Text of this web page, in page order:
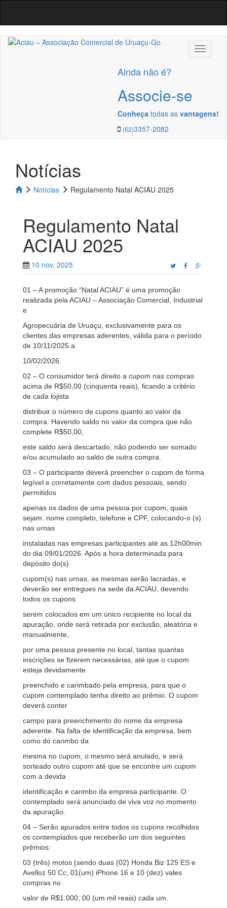
Ainda não é?
Associe-se
Conheça todas as vantagens!
(62)3357-2082
Notícias
Notícias Regulamento Natal ACIAU 2025
Regulamento Natal
ACIAU 2025
10 nov, 2025
01 – A promoção “Natal ACIAU” é uma promoção
realizada pela ACIAU – Associação Comercial, Industrial
e
Agropecuária de Uruaçu, exclusivamente para os
clientes das empresas aderentes, válida para o período
de 10/11/2025 a
10/02/2026.
02 – O consumidor terá direito a cupom nas compras
acima de R$50,00 (cinquenta reais), ficando a critério
de cada lojista
distribuir o número de cupons quanto ao valor da
compra. Havendo saldo no valor da compra que não
complete R$50,00,
este saldo será descartado, não podendo ser somado
e/ou acumulado ao saldo de outra compra.
03 – O participante deverá preencher o cupom de forma
legível e corretamente com dados pessoais, sendo
permitidos
apenas os dados de uma pessoa por cupom, quais
sejam: nome completo, telefone e CPF, colocando-o (s)
nas urnas
instaladas nas empresas participantes até as 12h00min
do dia 09/01/2026. Após a hora determinada para
depósito do(s)
cupom(s) nas urnas, as mesmas serão lacradas, e
deverão ser entregues na sede da ACIAU, devendo
todos os cupons
serem colocados em um único recipiente no local da
apuração, onde será retirada por exclusão, aleatória e
manualmente,
por uma pessoa presente no local, tantas quantas
inscrições se fizerem necessárias, até que o cupom
esteja devidamente
preenchido e carimbado pela empresa, para que o
cupom contemplado tenha direito ao prêmio. O cupom
deverá conter
campo para preenchimento do nome da empresa
aderente. Na falta de identificação da empresa, bem
como do carimbo da
mesma no cupom, o mesmo será anulado, e será
sorteado outro cupom até que se encontre um cupom
com a devida
identificação e carimbo da empresa participante. O
contemplado será anunciado de viva voz no momento
da apuração.
04 – Serão apurados entre todos os cupons recolhidos
os contemplados que receberão um dos seguintes
prêmios:
03 (três) motos (sendo duas (02) Honda Biz 125 ES e
Avelloz 50 Cc, 01(um) iPhone 16 e 10 (dez) vales
compras no
valor de R$1.000, 00 (um mil reais) cada um.